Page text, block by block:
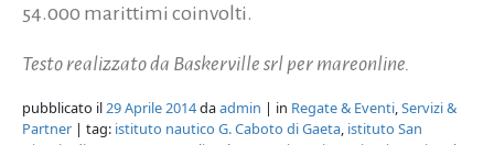
54.000 marittimi coinvolti.
Testo realizzato da Baskerville srl per mareonline.
pubblicato il29 Aprile 2014daadmin | in Regate & Eventi,Servizi &
Partner | tag: istituto nautico G. Caboto di Gaeta, istituto San